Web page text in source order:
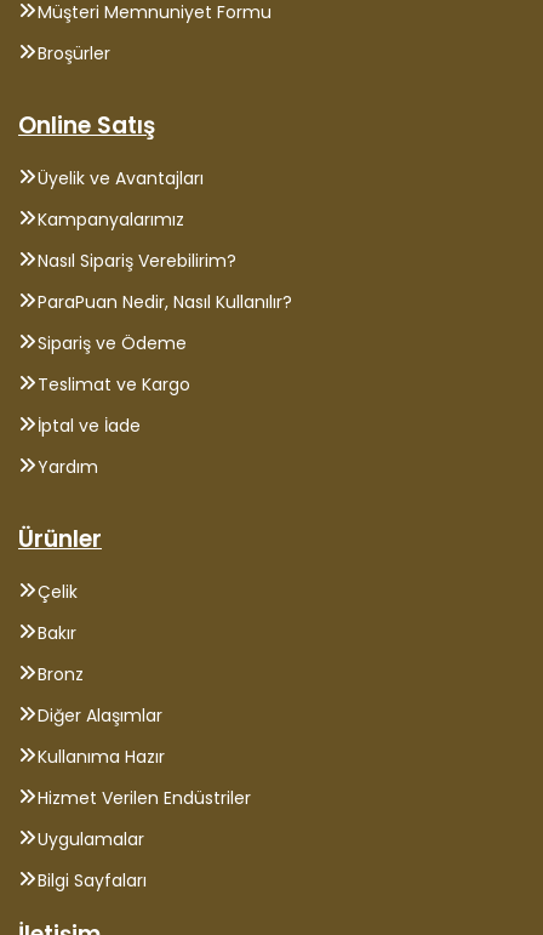
Müşteri Memnuniyet Formu
Broşürler
Online Satış
Üyelik ve Avantajları
Kampanyalarımız
Nasıl Sipariş Verebilirim?
ParaPuan Nedir, Nasıl Kullanılır?
Sipariş ve Ödeme
Teslimat ve Kargo
İptal ve İade
Yardım
Ürünler
Çelik
Bakır
Bronz
Diğer Alaşımlar
Kullanıma Hazır
Hizmet Verilen Endüstriler
Uygulamalar
Bilgi Sayfaları